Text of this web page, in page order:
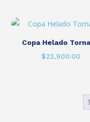
Copa Helado
$22,900.00
1